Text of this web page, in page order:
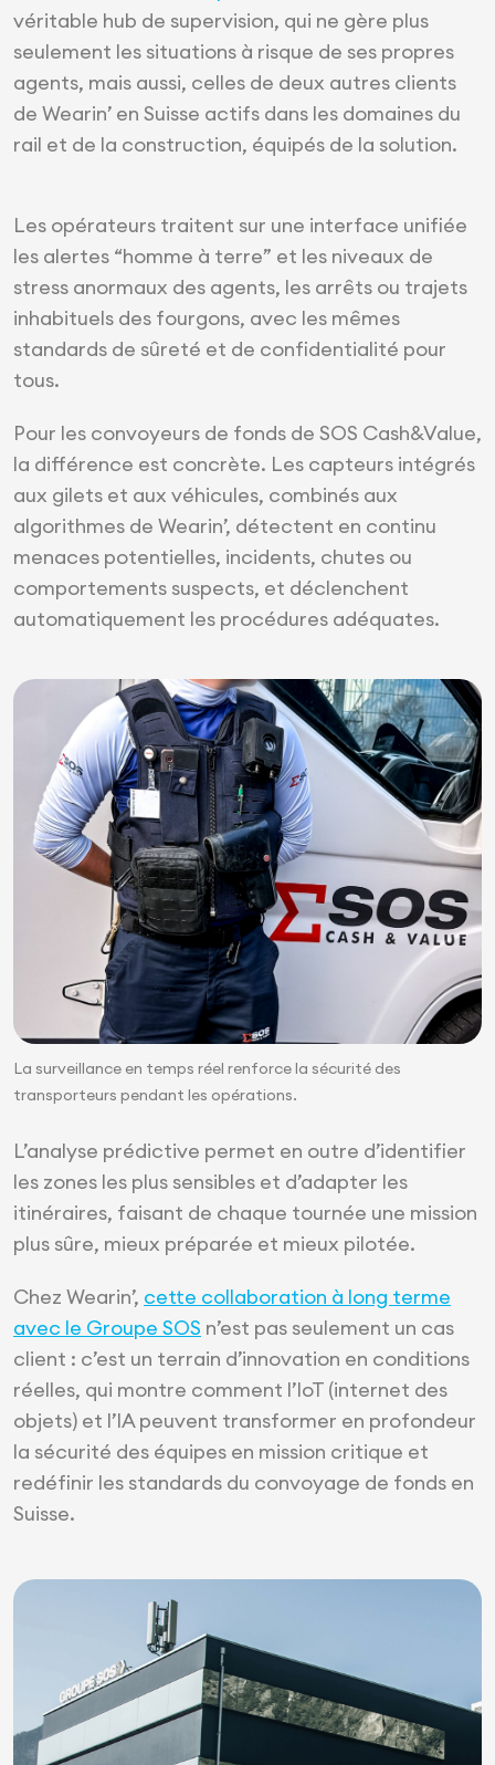
véritable hub de supervision, qui ne gère plus
seulement les situations à risque de ses propres
agents, mais aussi, celles de deux autres clients
de Wearin’ en Suisse actifs dans les domaines du
rail et de la construction, équipés de la solution.
Les opérateurs traitent sur une interface unifiée
les alertes “homme à terre” et les niveaux de
stress anormaux des agents, les arrêts ou trajets
inhabituels des fourgons, avec les mêmes
standards de sûreté et de confidentialité pour
tous.
Pour les convoyeurs de fonds de SOS Cash&Value,
la différence est concrète. Les capteurs intégrés
aux gilets et aux véhicules, combinés aux
algorithmes de Wearin’, détectent en continu
menaces potentielles, incidents, chutes ou
comportements suspects, et déclenchent
automatiquement les procédures adéquates.
La surveillance en temps réel renforce la sécurité des
transporteurs pendant les opérations.
L’analyse prédictive permet en outre d’identifier
les zones les plus sensibles et d’adapter les
itinéraires, faisant de chaque tournée une mission
plus sûre, mieux préparée et mieux pilotée.
Chez Wearin’, cette collaboration à long terme
avec le Groupe SOS n’est pas seulement un cas
client : c’est un terrain d’innovation en conditions
réelles, qui montre comment l’IoT (internet des
objets) et l’IA peuvent transformer en profondeur
la sécurité des équipes en mission critique et
redéfinir les standards du convoyage de fonds en
Suisse.